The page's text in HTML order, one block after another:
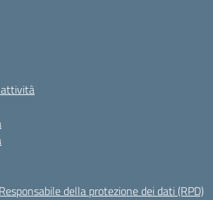
attività
della protezione dei dati (RPD)